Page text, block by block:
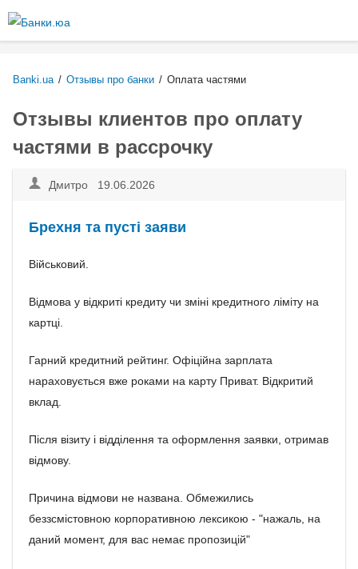
содержанию
Banki.ua / Отзывы про банки / Оплата частями
Отзывы клиентов про оплату
частями в рассрочку
Дмитро 19.06.2026
Брехня та пусті заяви
Військовий.
Відмова у відкриті кредиту чи зміні кредитного ліміту на
картці.
Гарний кредитний рейтинг. Офіційна зарплата
нараховується вже роками на карту Приват. Відкритий
вклад.
Після візиту і відділення та оформлення заявки, отримав
відмову.
Причина відмови не названа. Обмежились
беззсмістовною корпоративною лексикою - "нажаль, на
даний момент, для вас немає пропозицій"